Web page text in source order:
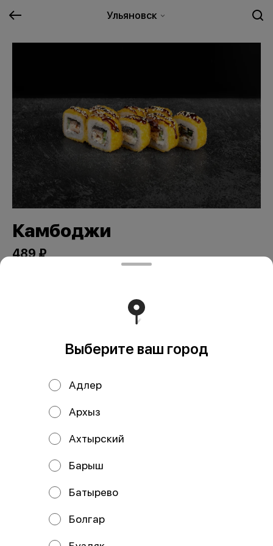
Ульяновск
Камбоджи
489 ₽
Состав: рис, нори, сыр творожный, угорь, огурец, соус
Мы рекомендуем
Выберите ваш город
Адлер
Архыз
Ахтырский
Барыш
Батырево
Болгар